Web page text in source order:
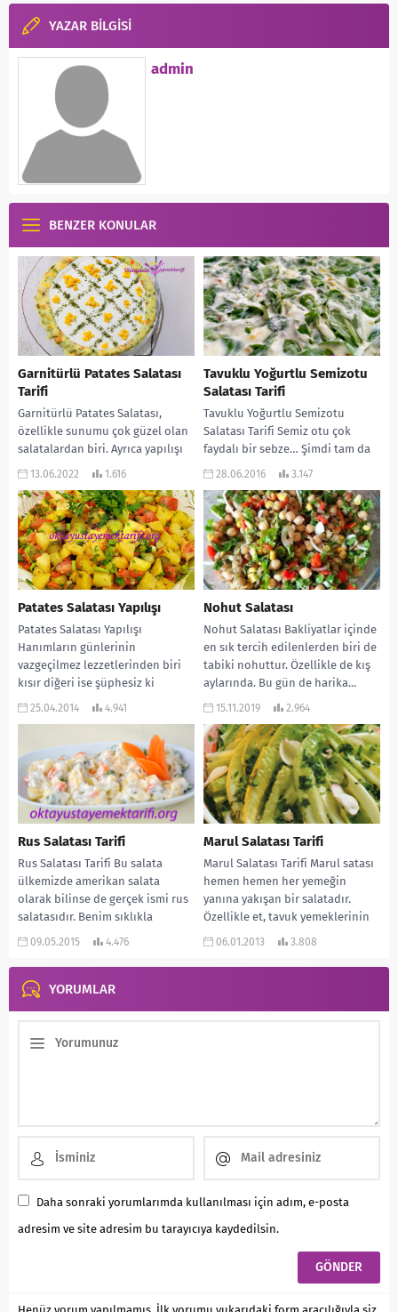
YAZAR BİLGİSİ
admin
BENZER KONULAR
Garnitürlü Patates Salatası
Tarifi
Garnitürlü Patates Salatası,
özellikle sunumu çok güzel olan
salatalardan biri. Ayrıca yapılışı
kolay ve çok da lezzetli oluyor.
13.06.2022 1.616
Tavuklu Yoğurtlu Semizotu
Salatası Tarifi
Tavuklu Yoğurtlu Semizotu
Salatası Tarifi Semiz otu çok
faydalı bir sebze… Şimdi tam da
mevsimi tezgahlarda bol bol var.
28.06.2016 3.147
Patates Salatası Yapılışı
Patates Salatası Yapılışı
Hanımların günlerinin
vazgeçilmez lezzetlerinden biri
kısır diğeri ise şüphesiz ki
patates salatasıdır :). Hatta bizim
25.04.2014 4.941
Nohut Salatası
Nohut Salatası Bakliyatlar içinde
en sık tercih edilenlerden biri de
tabiki nohuttur. Özellikle de kış
aylarında. Bu gün de harika...
15.11.2019 2.964
Rus Salatası Tarifi
Rus Salatası Tarifi Bu salata
ülkemizde amerikan salata
olarak bilinse de gerçek ismi rus
salatasıdır. Benim sıklıkla
dolabımda bulundurduğum bu...
09.05.2015 4.476
Marul Salatası Tarifi
Marul Salatası Tarifi Marul satası
hemen hemen her yemeğin
yanına yakışan bir salatadır.
Özellikle et, tavuk yemeklerinin
ve baklagillerin yanına...
06.01.2013 3.808
YORUMLAR
Daha sonraki yorumlarımda kullanılması için adım, e-posta
adresim ve site adresim bu tarayıcıya kaydedilsin.